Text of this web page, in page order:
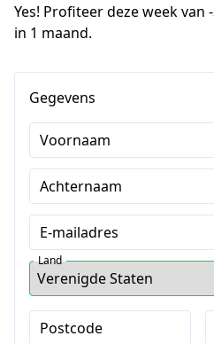
Yes! Profiteer deze week van
in 1 maand.
Gegevens
Voornaam
Achternaam
E-mailadres
Land
Postcode